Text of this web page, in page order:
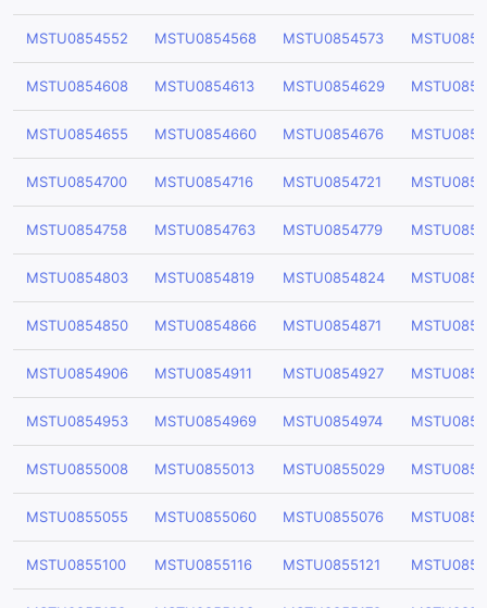
MSTU0854552 MSTU0854568 MSTU0854573
MSTU0854608 MSTU0854613 MSTU0854629
MSTU0854655 MSTU0854660 MSTU0854676
MSTU0854700 MSTU0854716 MSTU0854721
MSTU0854758 MSTU0854763 MSTU0854779
MSTU0854803 MSTU0854819 MSTU0854824
MSTU0854850 MSTU0854866 MSTU0854871
MSTU0854906 MSTU0854911 MSTU0854927
MSTU0854953 MSTU0854969 MSTU0854974
MSTU0855008 MSTU0855013 MSTU0855029
MSTU0855055 MSTU0855060 MSTU0855076
MSTU0855100 MSTU0855116 MSTU0855121